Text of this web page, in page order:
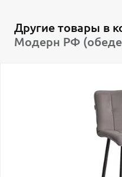
Другие товары в
Модерн РФ